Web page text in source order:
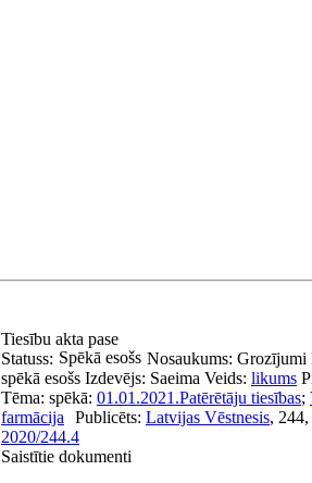
Tiesību akta pase
Nosaukums: Grozījumi
Statuss: Spēkā esošs
spēkā esošs Izdevējs: Saeima Veids: likums
spēkā: 01.01.2021.
Tēma: Patērētāju tiesības;
farmācija
Publicēts: Latvijas Vēstnesis,
2020/244.4
Saistītie dokumenti